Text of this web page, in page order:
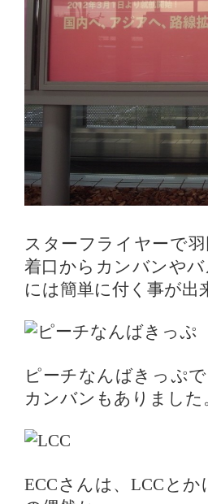
スターフライヤーで
着口からカンバンや
には簡単に付く事が出
ピーチなんばきっぷ
カンバンもありました
ECCさんは、LCCと